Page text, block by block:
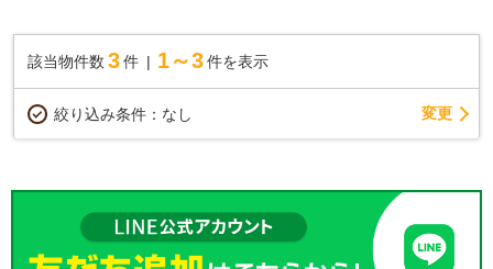
該当物件数 3件 1～3 件を表示
絞り込み条件： なし 変更